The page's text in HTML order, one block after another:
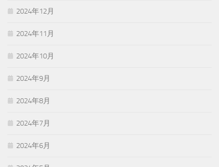
2024年12月
2024年11月
2024年10月
2024年9月
2024年8月
2024年7月
2024年6月